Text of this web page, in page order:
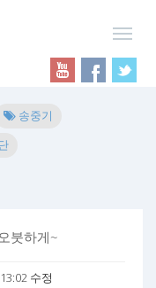
송중기
붓하게~
수정